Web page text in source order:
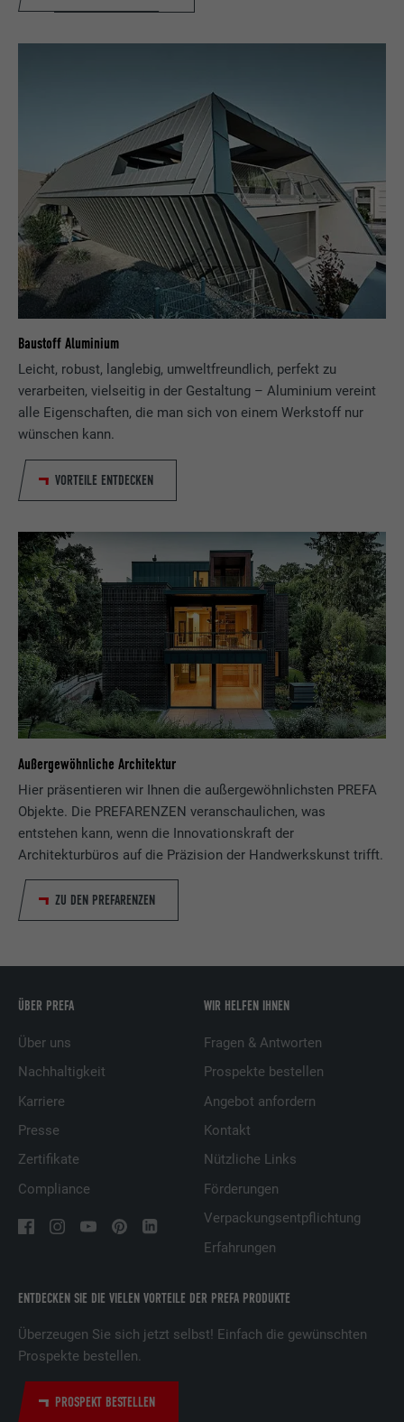
Baustoff Aluminium
Leicht, robust, langlebig, umweltfreundlich, perfekt zu
verarbeiten, vielseitig in der Gestaltung – Aluminium vereint
alle Eigenschaften, die man sich von einem Werkstoff nur
wünschen kann.
VORTEILE ENTDECKEN
Außergewöhnliche Architektur
Hier präsentieren wir Ihnen die außergewöhnlichsten PREFA
Objekte. Die PREFARENZEN veranschaulichen, was
entstehen kann, wenn die Innovationskraft der
Architekturbüros auf die Präzision der Handwerkskunst trifft.
ZU DEN PREFARENZEN
ENTDECKEN SIE DIE VIELEN VORTEILE DER PREFA PRODUKTE
Überzeugen Sie sich jetzt selbst! Einfach die gewünschten
Prospekte bestellen.
PROSPEKT BESTELLEN
ÜBER PREFA
Über uns
Nachhaltigkeit
Karriere
Presse
Zertifikate
Compliance
WIR HELFEN IHNEN
Fragen & Antworten
Prospekte bestellen
Angebot anfordern
Kontakt
Nützliche Links
Förderungen
Verpackungsentpflichtung
Erfahrungen